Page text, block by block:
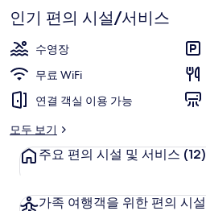
기
인기 편의 시설/서비스
수영장
무료 WiFi
연결 객실 이용 가능
모두 보기
주요 편의 시설 및 서비스 (12)
가족 여행객을 위한 편의 시설